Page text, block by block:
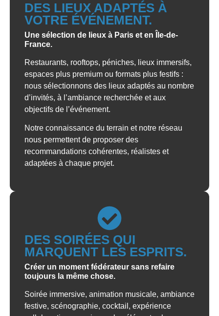
DES LIEUX ADAPTÉS À
VOTRE ÉVÉNEMENT.
Une sélection de lieux à Paris et en Île-de-
France.
Restaurants, rooftops, péniches, lieux immersifs,
espaces plus premium ou formats plus festifs :
nous sélectionnons des lieux adaptés au nombre
d’invités, à l’ambiance recherchée et aux
objectifs de l’événement.
Notre connaissance du terrain et notre réseau
nous permettent de proposer des
recommandations cohérentes, réalistes et
adaptées à chaque projet.
DES SOIRÉES QUI
MARQUENT LES ESPRITS.
Créer un moment fédérateur sans refaire
toujours la même chose.
Soirée immersive, animation musicale, ambiance
festive, scénographie, cocktail, expérience